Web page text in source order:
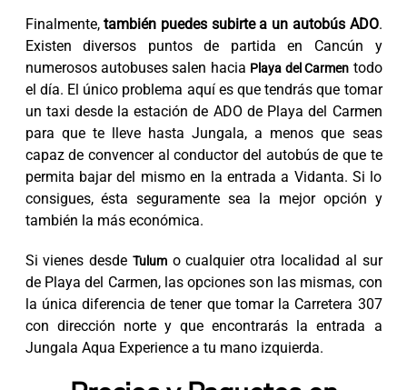
Finalmente,también puedes subirte a un autobús ADO.
Existen diversos puntos de partida en Cancún y
numerosos autobuses salen hacia Playa del Carmen todo
el día. El único problema aquí es que tendrás que tomar
un taxi desde la estación de ADO de Playa del Carmen
para que te lleve hasta Jungala, a menos que seas
capaz de convencer al conductor del autobús de que te
permita bajar del mismo en la entrada a Vidanta. Si lo
consigues, ésta seguramente sea la mejor opción y
también la más económica.
Si vienes desde Tulumo cualquier otra localidad al sur
de Playa del Carmen, las opciones son las mismas, con
la única diferencia de tener que tomar la Carretera 307
con dirección norte y que encontrarás la entrada a
Jungala Aqua Experience a tu mano izquierda.